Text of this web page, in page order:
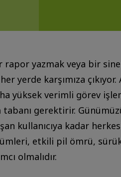
yazmak veya bir
yerde karşımıza çıkıyor.
yüksek verimli görev
gerektirir.
kullanıcıya kadar
etkili pil ömrü,
olmalıdır.